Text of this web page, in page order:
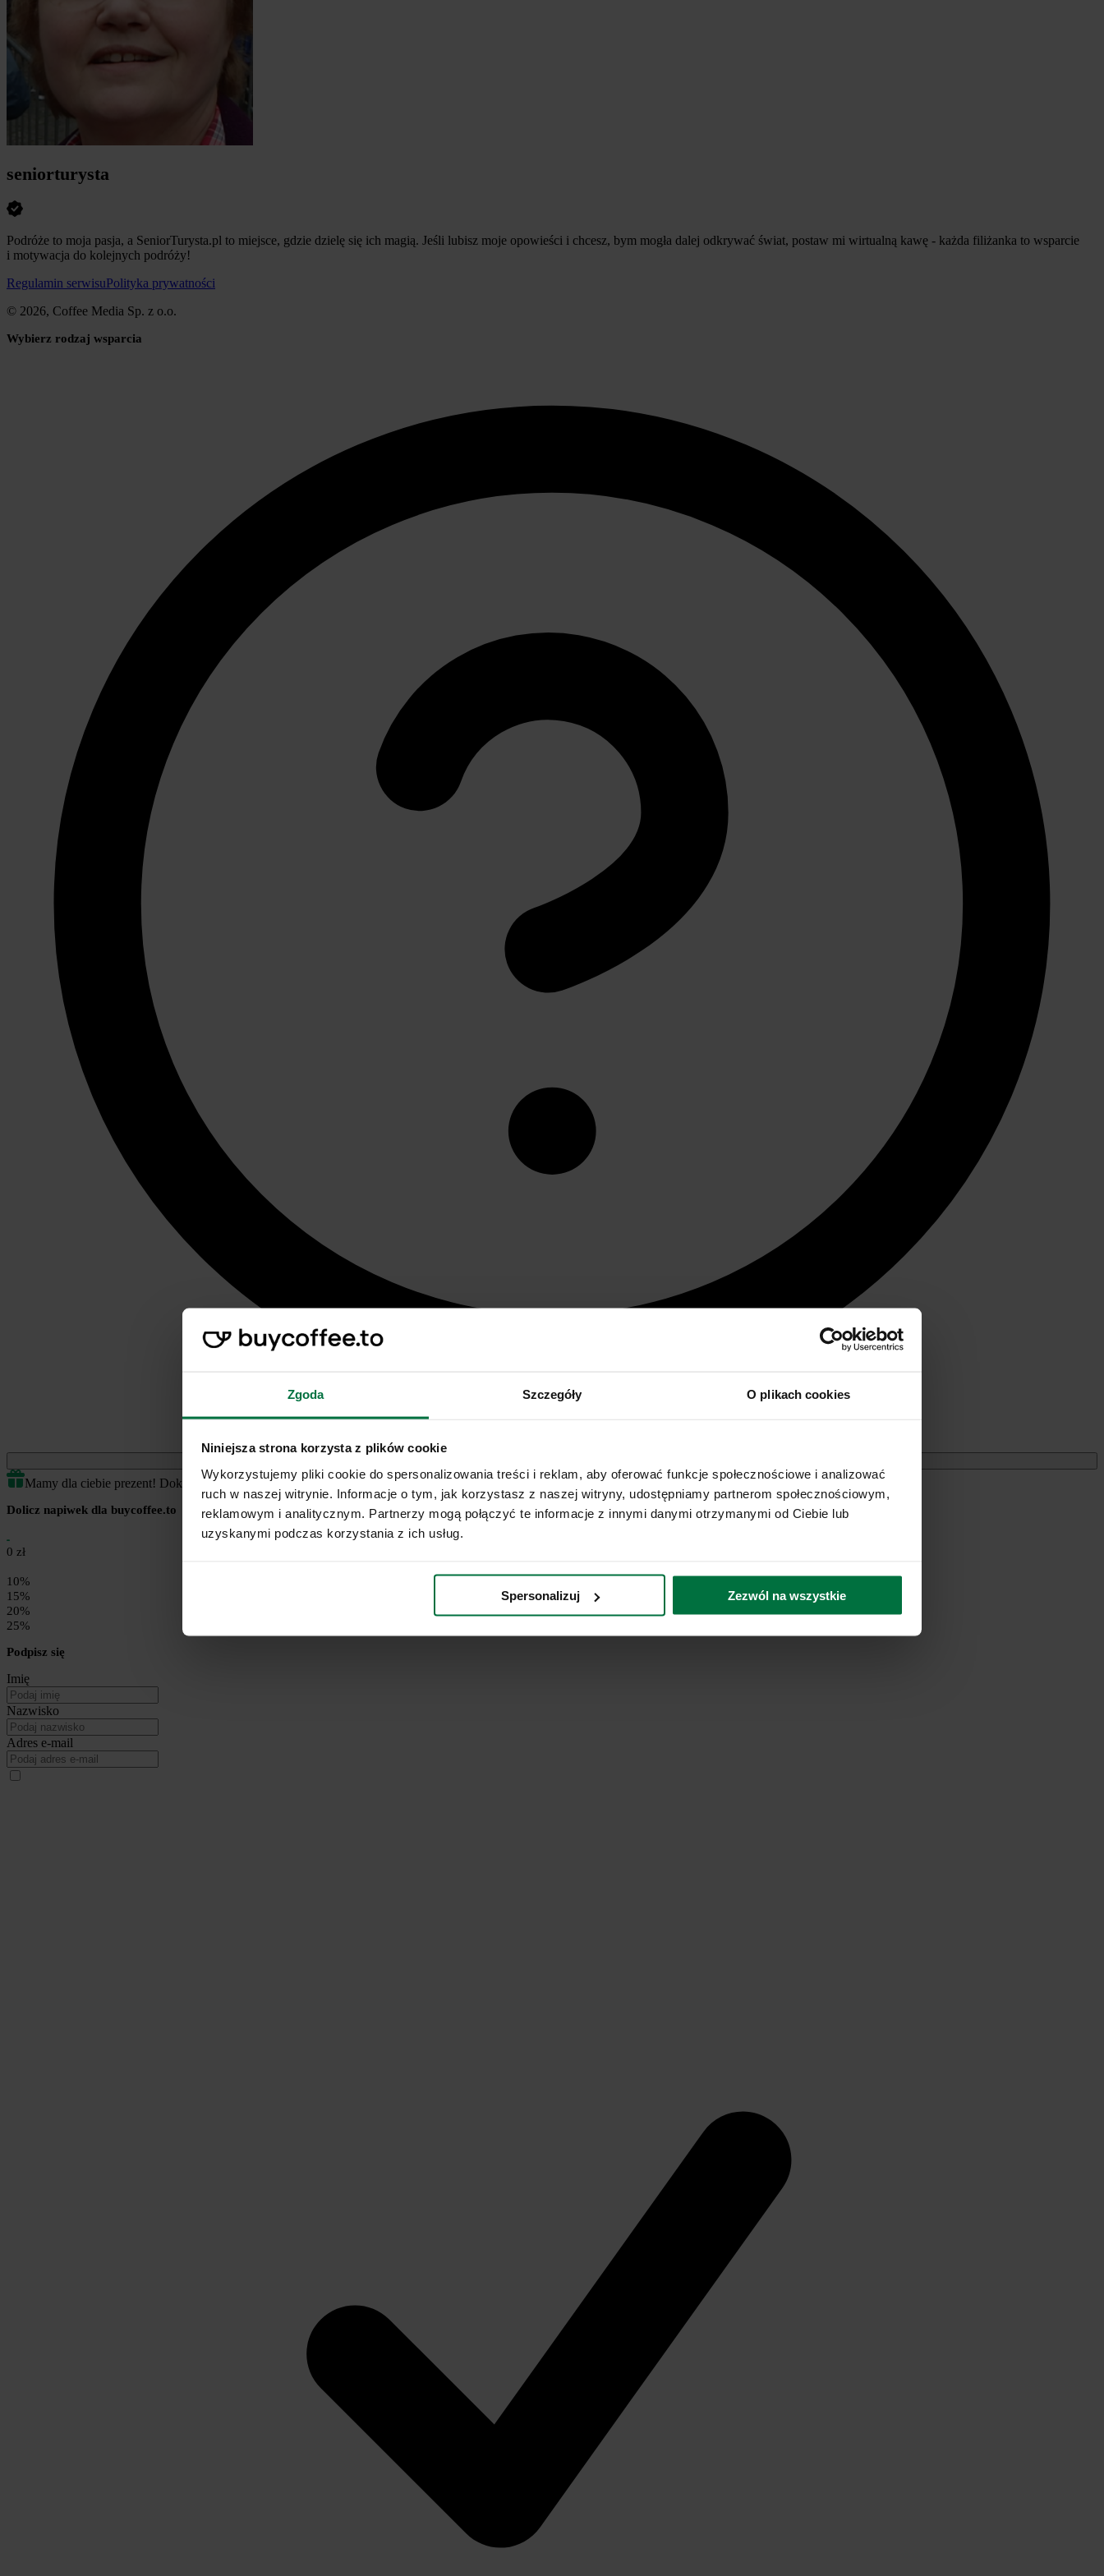
Zgoda Szczegóły O plikach cookies
Niniejsza strona korzysta z plików cookie
Wykorzystujemy pliki cookie do spersonalizowania treści i reklam, aby oferować funkcje społecznościowe i analizować
ruch w naszej witrynie. Informacje o tym, jak korzystasz z naszej witryny, udostępniamy partnerom społecznościowym,
reklamowym i analitycznym. Partnerzy mogą połączyć te informacje z innymi danymi otrzymanymi od Ciebie lub
uzyskanymi podczas korzystania z ich usług.
Spersonalizuj Zezwól na wszystkie
seniorturysta
Podróże to moja pasja, a SeniorTurysta.pl to miejsce, gdzie dzielę się ich magią. Jeśli lubisz moje opowieści i chcesz, bym mogła dalej odkrywać świat, postaw mi wirtualną kawę - każda filiżanka to wsparcie
i motywacja do kolejnych podróży!
Regulamin serwisuPolityka prywatności
© 2026, Coffee Media Sp. z o.o.
Wybierz rodzaj wsparcia
Mamy dla ciebie prezent! Dokończ transakcję by odblokować.
Dolicz napiwek dla buycoffee.to
0 zł
10%
15%
20%
25%
Podpisz się
Imię
Nazwisko
Adres e-mail